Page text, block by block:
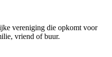
vereniging die opkomt voor
vriend of buur.